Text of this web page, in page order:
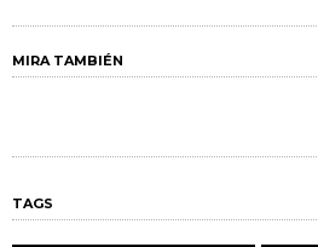
MIRA TAMBIÉN
TAGS